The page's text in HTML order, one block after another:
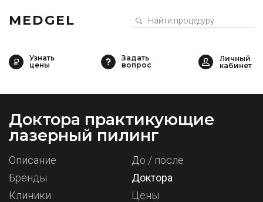
MEDGEL
Узнать
цены
Задать
вопрос
Доктора практикующие
лазерный пилинг
Описание
До / после
Бренды
Доктора
Клиники
Цены